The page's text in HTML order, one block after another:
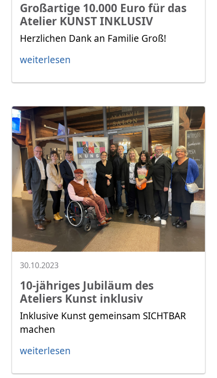
Großartige 10.000 Euro für das
Atelier KUNST INKLUSIV
Herzlichen Dank an Familie Groß!
weiterlesen
30.10.2023
10-jähriges Jubiläum des
Ateliers Kunst inklusiv
Inklusive Kunst gemeinsam SICHTBAR
machen
weiterlesen